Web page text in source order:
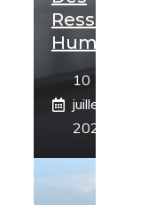
Ressources
Humaines
10
juillet
2026